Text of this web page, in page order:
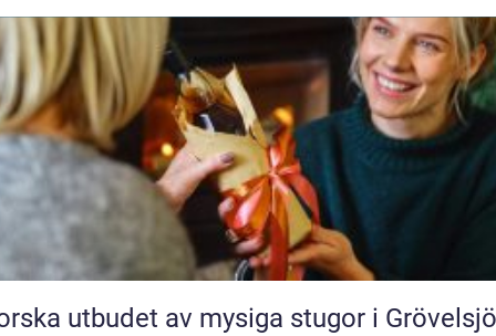
utbudet av mysiga stugor i